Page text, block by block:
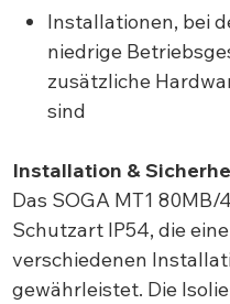
Installationen, bei
niedrige
zusätzliche
sind
Installation &
Das SOGA MT1
Schutzart IP54, die
verschiedenen
gewährleistet. Die